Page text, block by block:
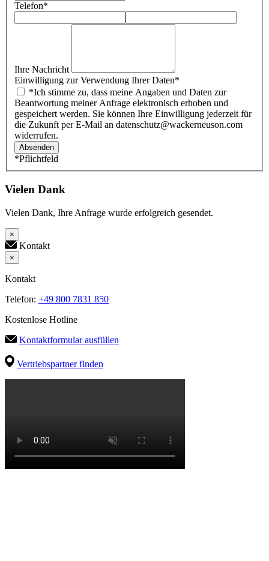
Telefon*
Ihre Nachricht
Einwilligung zur Verwendung Ihrer Daten*
Beantwortung meiner Anfrage elektronisch erhoben und
gespeichert werden. Sie können Ihre Einwilligung jederzeit für
die Zukunft per E-Mail an datenschutz@wackerneuson.com
widerrufen.
Absenden
*Pflichtfeld
Vielen Dank
Vielen Dank, Ihre Anfrage wurde erfolgreich gesendet.
×
Kontakt
×
Kontakt
Telefon: +49 800 7831 850
Kostenlose Hotline
Kontaktformular ausfüllen
Vertriebspartner finden